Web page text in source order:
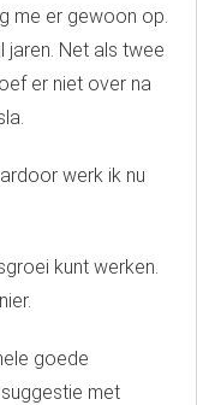
me er gewoon op.
jaren. Net als twee
er niet over na
werk ik nu
kunt werken.
goede
met